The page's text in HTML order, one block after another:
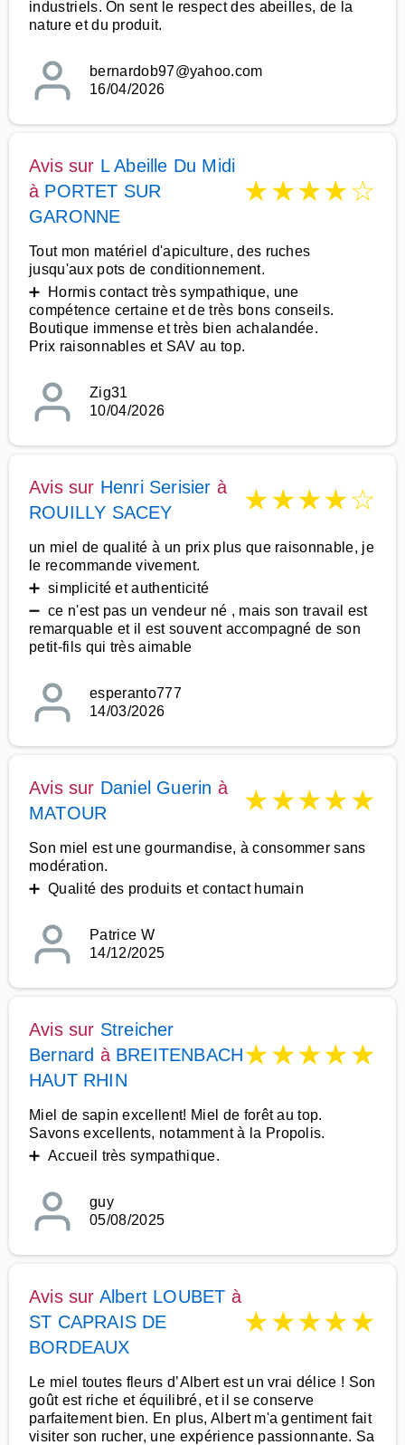
industriels. On sent le respect des abeilles, de la
nature et du produit.
bernardob97@yahoo.com
16/04/2026
Avis sur L Abeille Du Midi
à PORTET SUR
GARONNE
★★★★☆
Tout mon matériel d'apiculture, des ruches
jusqu'aux pots de conditionnement.
➕ Hormis contact très sympathique, une
compétence certaine et de très bons conseils.
Boutique immense et très bien achalandée.
Prix raisonnables et SAV au top.
Zig31
10/04/2026
Avis sur Henri Serisier à
ROUILLY SACEY
★★★★☆
un miel de qualité à un prix plus que raisonnable, je
le recommande vivement.
➕ simplicité et authenticité
➖ ce n'est pas un vendeur né , mais son travail est
remarquable et il est souvent accompagné de son
petit-fils qui très aimable
esperanto777
14/03/2026
Avis sur Daniel Guerin à
MATOUR
★★★★★
Son miel est une gourmandise, à consommer sans
modération.
➕ Qualité des produits et contact humain
Patrice W
14/12/2025
Avis sur Streicher
Bernard à BREITENBACH
HAUT RHIN
★★★★★
Miel de sapin excellent! Miel de forêt au top.
Savons excellents, notamment à la Propolis.
➕ Accueil très sympathique.
guy
05/08/2025
Avis sur Albert LOUBET à
ST CAPRAIS DE
BORDEAUX
★★★★★
Le miel toutes fleurs d’Albert est un vrai délice ! Son
goût est riche et équilibré, et il se conserve
parfaitement bien. En plus, Albert m'a gentiment fait
visiter son rucher, une expérience passionnante. Sa